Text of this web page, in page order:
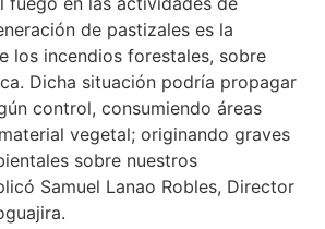
de pastizales es la
los incendios forestales, sobre
Dicha situación podría propagar
control, consumiendo áreas
vegetal; originando graves
sobre nuestros
Samuel Lanao Robles, Director